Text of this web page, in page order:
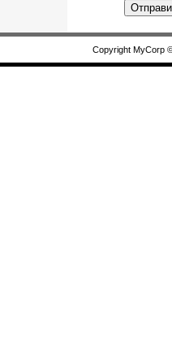
Copyright MyCorp